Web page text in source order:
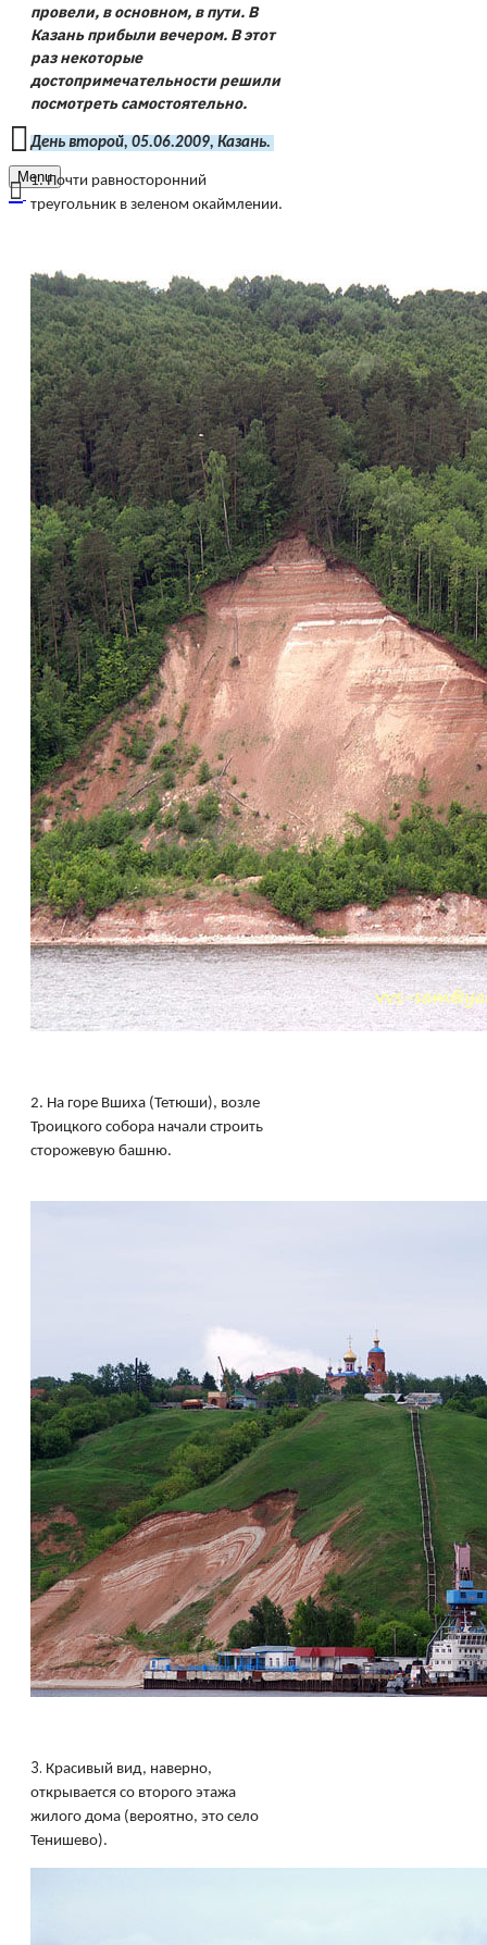
Menu
провели, в основном, в пути. В
Казань прибыли вечером. В этот
раз некоторые
достопримечательности решили
посмотреть самостоятельно.
День второй, 05.06.2009, Казань.
1.Почти равносторонний
треугольник в зеленом окаймлении.
2. На горе Вшиха (Тетюши), возле
Троицкого собора начали строить
сторожевую башню.
3. Красивый вид, наверно,
открывается со второго этажа
жилого дома (вероятно, это село
Тенишево).